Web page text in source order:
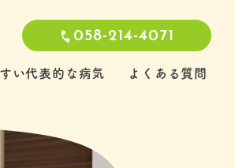
058-214-4071
い代表的な病気 よくある質問